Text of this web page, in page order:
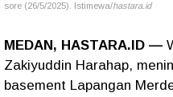
sore (26/5/2025). Istimewa/hastara.id
MEDAN, HASTARA.ID —
Zakiyuddin Harahap,
basement Lapangan